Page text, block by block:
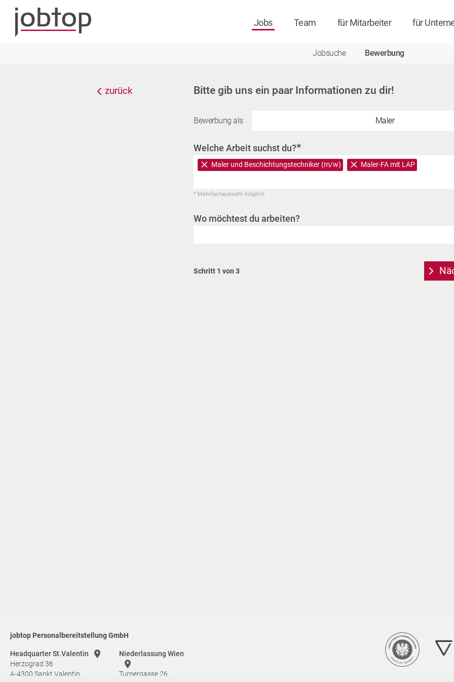
Jobs
Jobsuche Bewerbung
Team für Mitarbeiter für
zurück Bitte gib uns ein paar Informationen zu dir!
Bewerbung als Maler
Welche Arbeit suchst du?*
Maler und Beschichtungstechniker (m/w) Maler-FA mit LAP
* Mehrfachauswahl möglich
Wo möchtest du arbeiten?
Schritt 1 von 3
jobtop Personalbereitstellung GmbH
Headquarter St.Valentin
Herzograd 36
A-4300 Sankt Valentin
Niederlassung Wien
Turnergasse 26